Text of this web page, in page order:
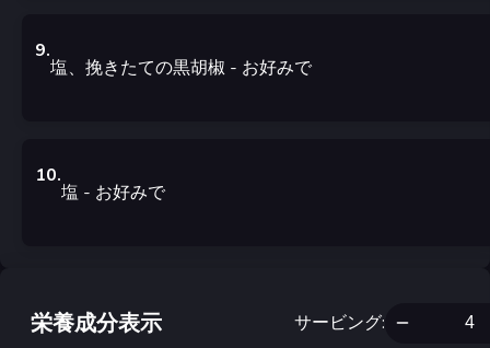
9.
塩、挽きたての黒胡椒 - お好みで
10.
塩 - お好みで
栄養成分表示 サービング: